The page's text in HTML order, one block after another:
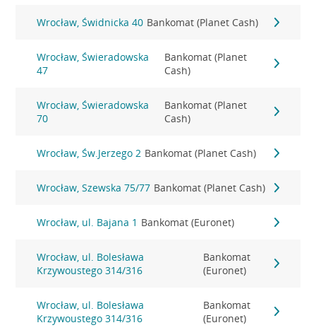
Wrocław, Świdnicka 40 Bankomat (Planet Cash)
Wrocław, Świeradowska
47
Bankomat (Planet
Cash)
Wrocław, Świeradowska
70
Bankomat (Planet
Cash)
Wrocław, Św.Jerzego 2 Bankomat (Planet Cash)
Wrocław, Szewska 75/77 Bankomat (Planet Cash)
Wrocław, ul. Bajana 1 Bankomat (Euronet)
Wrocław, ul. Bolesława
Krzywoustego 314/316
Bankomat
(Euronet)
Wrocław, ul. Bolesława
Krzywoustego 314/316
Bankomat
(Euronet)